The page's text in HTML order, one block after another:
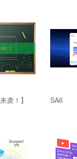
袭！】 SA6